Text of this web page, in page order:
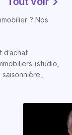
? Nos
(studio,